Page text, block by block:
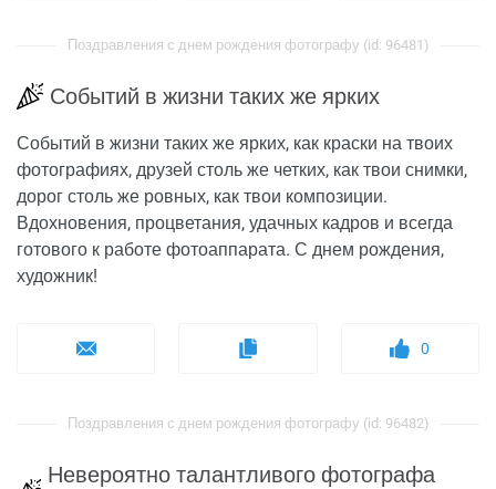
Поздравления с днем рождения фотографу (id: 96481)
Событий в жизни таких же ярких
Событий в жизни таких же ярких, как краски на твоих
фотографиях, друзей столь же четких, как твои снимки,
дорог столь же ровных, как твои композиции.
Вдохновения, процветания, удачных кадров и всегда
готового к работе фотоаппарата. С днем рождения,
художник!
0
Поздравления с днем рождения фотографу (id: 96482)
Невероятно талантливого фотографа